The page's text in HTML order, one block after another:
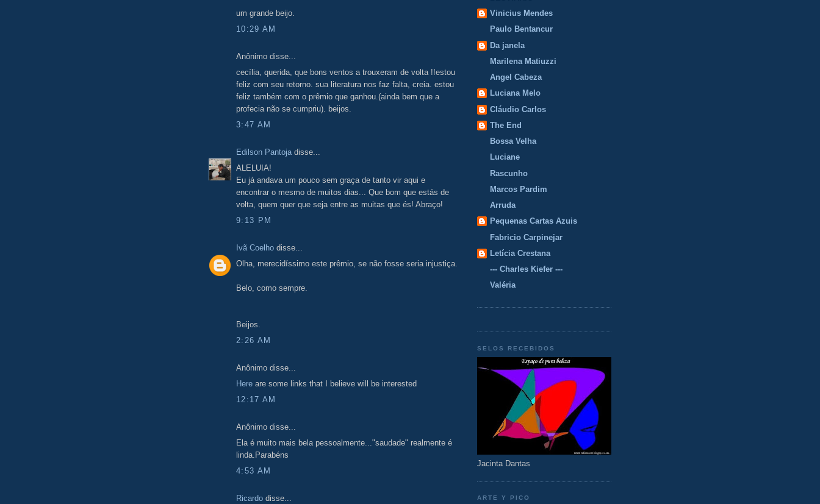
um grande beijo.
10:29 AM
Anônimo disse...
cecília, querida, que bons ventos a trouxeram de volta !!estou
feliz com seu retorno. sua literatura nos faz falta, creia. estou
feliz também com o prêmio que ganhou.(ainda bem que a
profecia não se cumpriu). beijos.
3:47 AM
Edilson Pantoja disse...
ALELUIA!
Eu já andava um pouco sem graça de tanto vir aqui e
encontrar o mesmo de muitos dias... Que bom que estás de
volta, quem quer que seja entre as muitas que és! Abraço!
9:13 PM
Ivã Coelho disse...
Olha, merecidíssimo este prêmio, se não fosse seria injustiça.
Belo, como sempre.
Beijos.
2:26 AM
Anônimo disse...
Here are some links that I believe will be interested
12:17 AM
Anônimo disse...
Ela é muito mais bela pessoalmente..."saudade" realmente é
linda.Parabéns
4:53 AM
Ricardo disse...
Vinicius Mendes
Paulo Bentancur
Da janela
Marilena Matiuzzi
Angel Cabeza
Luciana Melo
Cláudio Carlos
The End
Bossa Velha
Luciane
Rascunho
Marcos Pardim
Arruda
Pequenas Cartas Azuis
Fabricio Carpinejar
Letícia Crestana
--- Charles Kiefer ---
Valéria
SELOS RECEBIDOS
Jacinta Dantas
ARTE Y PICO